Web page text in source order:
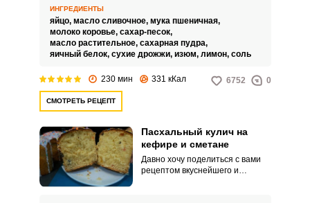
духовке, в хлебопечке, в печке и
мультиварке.
ИНГРЕДИЕНТЫ
яйцо, масло сливочное, мука пшеничная,
молоко коровье, сахар-песок,
масло растительное, сахарная пудра,
яичный белок, сухие дрожжи, изюм, лимон, соль
230 мин 331 кКал 6752 0
СМОТРЕТЬ РЕЦЕПТ
Пасхальный кулич на
кефире и сметане
Давно хочу поделиться с вами
рецептом вкуснейшего и
ВХОД НА САЙТ РЕГИСТРАЦИЯ
с помощью социальных сетей:
или